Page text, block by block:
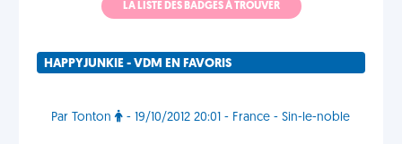
LA LISTE DES BADGES À TROUVER
HAPPYJUNKIE - VDM EN FAVORIS
Par Tonton - 19/10/2012 20:01 - France - Sin-le-noble